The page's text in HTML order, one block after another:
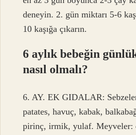
deneyin. 2. gün miktarı 5-6
10 kaşığa çıkarın.
6 aylık bebeğin
nasıl olmalı?
6. AY. EK GIDALAR:
patates, havuç, kabak,
pirinç, irmik, yulaf. Meyveler: